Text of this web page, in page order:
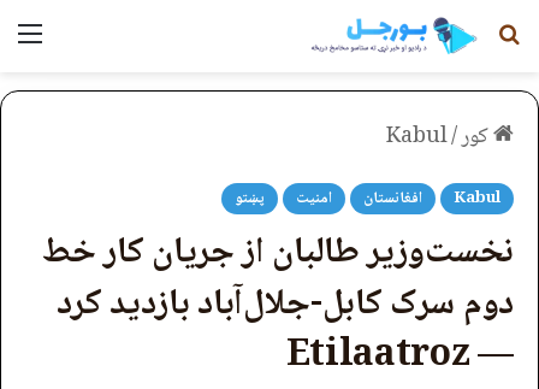
لټون
کور/
Kabul
Kabul افغانستان امنیت پښتو
نخست‌وزیر طالبان از جریان کار خط
دوم سرک کابل-جلال‌آباد بازدید کرد
— Etilaatroz